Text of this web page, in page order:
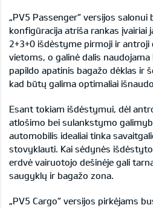
„PV5 Passenger“ versijos
konfigūracija atriša rankas įvairiai
2+3+0 išdėstyme pirmoji ir
vietoms, o galinė dalis
papildo apatinis bagažo dėklas ir
kad būtų galima optimaliai
Esant tokiam išdėstymui, dėl
atlošimo bei sulankstymo
automobilis idealiai tinka
stovyklauti. Kai sėdynės
erdvė vairuotojo dešinėje gali
saugyklų ir bagažo zona.
„PV5 Cargo“ versijos pirkėjams